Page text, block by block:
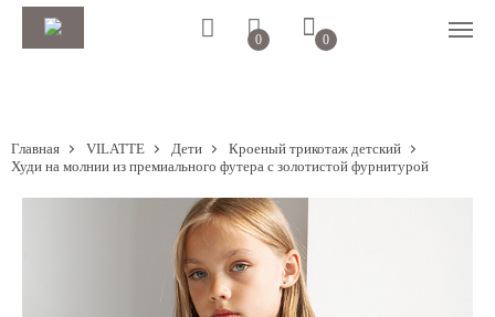
0 0
Главная VILATTE Дети
Кроеный трикотаж детский
Худи на молнии из премиального футера с золотистой фурнитурой